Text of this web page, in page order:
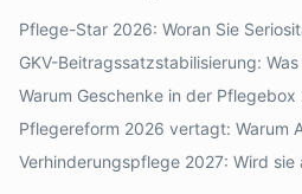
Pflege-Star 2026: Woran Sie
erkennen
GKV-Beitragssatzstabilisierung:
2026–2028 ändert
Warum Geschenke in der
Pflegereform 2026 vertagt: Warum
Verhinderungspflege 2027: Wird